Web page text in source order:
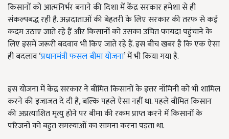
किसानों को आत्मनिर्भर बनाने की दिशा में केंद्र सरकार हमेशा से ही
संकल्पबद्ध रही है. अन्नदाताओं की बेहतरी के लिए सरकार की तरफ से कई
कदम उठाए जाते रहे हैं और किसानों को उसका उचित फायदा पहुंचाने के
लिए इसमें जरूरी बदवाव भी किए जाते रहे हैं. इस बीच खबर है कि एक ऐसा
ही बदलाव ‘प्रधानमंत्री फसल बीमा योजना’ में भी किया गया है.
इस योजना में केंद्र सरकार ने बीमित किसानों के इत्तर नॉमिनी को भी शामिल
करने की इजाजत दे दी है, बल्कि पहले ऐसा नहीं था. पहले बीमित किसान
की अप्रत्याशित मृत्यु होने पर बीमा की रकम प्राप्त करने में किसानों के
परिजनों को बहुत समस्याओं का सामना करना पड़ता था.